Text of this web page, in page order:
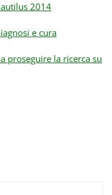
2014
e cura
proseguire la ricerca su